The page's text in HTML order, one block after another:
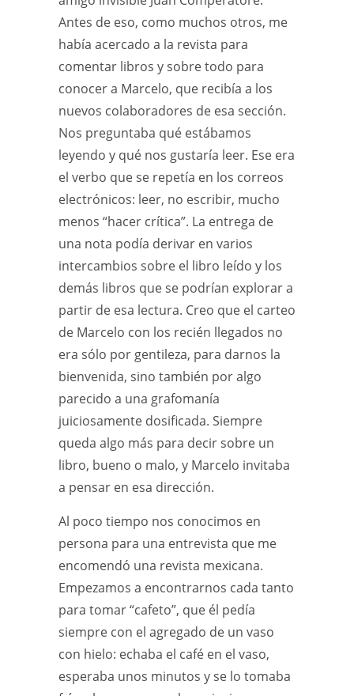
Antes de eso, como muchos otros, me
había acercado a la revista para
comentar libros y sobre todo para
conocer a Marcelo, que recibía a los
nuevos colaboradores de esa sección.
Nos preguntaba qué estábamos
leyendo y qué nos gustaría leer. Ese era
el verbo que se repetía en los correos
electrónicos: leer, no escribir, mucho
menos “hacer crítica”. La entrega de
una nota podía derivar en varios
intercambios sobre el libro leído y los
demás libros que se podrían explorar a
partir de esa lectura. Creo que el carteo
de Marcelo con los recién llegados no
era sólo por gentileza, para darnos la
bienvenida, sino también por algo
parecido a una grafomanía
juiciosamente dosificada. Siempre
queda algo más para decir sobre un
libro, bueno o malo, y Marcelo invitaba
a pensar en esa dirección.
Al poco tiempo nos conocimos en
persona para una entrevista que me
encomendó una revista mexicana.
Empezamos a encontrarnos cada tanto
para tomar “cafeto”, que él pedía
siempre con el agregado de un vaso
con hielo: echaba el café en el vaso,
esperaba unos minutos y se lo tomaba